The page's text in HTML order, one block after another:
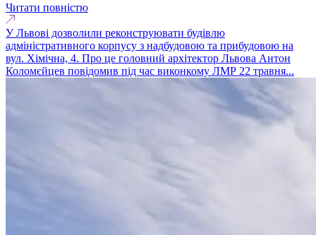
Читати повністю
У Львові дозволили реконструювати будівлю
адміністративного корпусу з надбудовою та прибудовою на
вул. Хімічна, 4. Про це головний архітектор Львова Антон
Коломєйцев повідомив під час виконкому ЛМР 22 травня...